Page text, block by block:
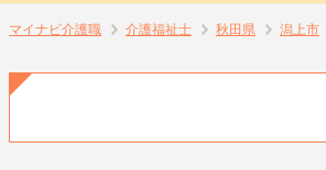
マイナビ介護職 介護福祉士 秋田県 潟上市